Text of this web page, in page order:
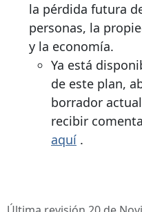
la pérdida futura
personas, la
y la economía.
Ya está
de este plan,
borrador
recibir
aquí .